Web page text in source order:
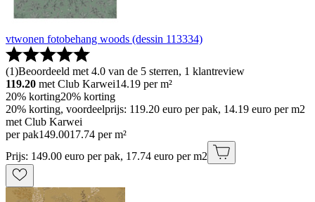
vtwonen fotobehang woods (dessin 113334)
(1)Beoordeeld met 4.0 van de 5 sterren, 1 klantreview
119.20 met Club Karwei14.19 per m²
20% korting20% korting
20% korting, voordeelprijs: 119.20 euro per pak, 14.19 euro per m2
met Club Karwei
per pak149.0017.74 per m²
Prijs: 149.00 euro per pak, 17.74 euro per m2